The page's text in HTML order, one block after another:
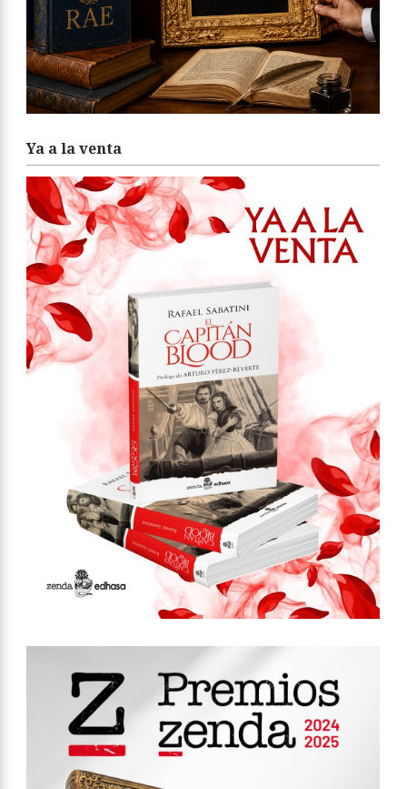
Ya a la venta